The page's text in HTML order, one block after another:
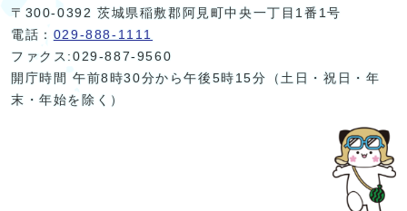
〒300-0392 茨城県稲敷郡阿見町中央一丁目1番1号
電話： 029-888-1111
ファクス:029-887-9560
開庁時間 午前8時30分から午後5時15分（土日・祝日・年
末・年始を除く）